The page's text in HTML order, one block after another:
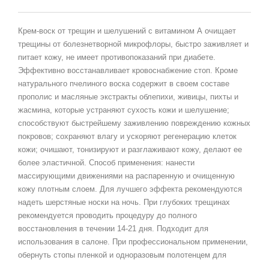
Крем-воск от трещин и шелушений с витамином А очищает
трещины от болезнетворной микрофлоры, быстро заживляет и
питает кожу, не имеет противопоказаний при диабете.
Эффективно восстанавливает кровоснабжение стоп. Кроме
натурального пчелиного воска содержит в своем составе
прополис и масляные экстракты облепихи, живицы, пихты и
жасмина, которые устраняют сухость кожи и шелушение;
способствуют быстрейшему заживлению повреждению кожных
покровов; сохраняют влагу и ускоряют регенерацию клеток
кожи; очишают, тонизируют и разглаживают кожу, делают ее
более эластичной. Способ применения: нанести
массирующими движениями на распаренную и очищенную
кожу плотным слоем. Для лучшего эффекта рекомендуются
надеть шерстяные носки на ночь. При глубоких трещинах
рекомендуется проводить процедуру до полного
восстановления в течении 14-21 дня. Подходит для
использования в салоне. При профессиональном применении,
обернуть стопы пленкой и одноразовым полотенцем для